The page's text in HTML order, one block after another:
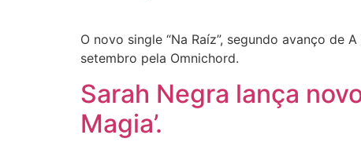
O novo single “Na Raíz”, segundo avanço de
setembro pela Omnichord.
Sarah Negra lança
Magia’.